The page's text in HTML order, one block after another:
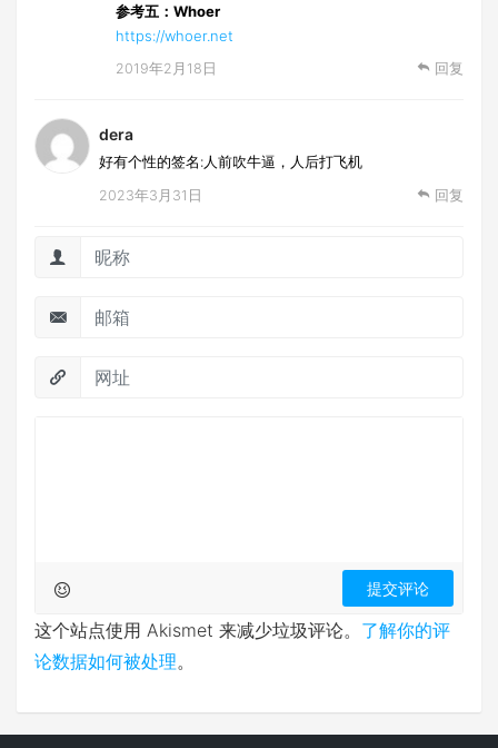
参考五：Whoer
https://whoer.net
2019年2月18日 回复
dera
好有个性的签名:人前吹牛逼，人后打飞机
2023年3月31日 回复
这个站点使用 Akismet 来减少垃圾评论。 了解你的评
论数据如何被处理。